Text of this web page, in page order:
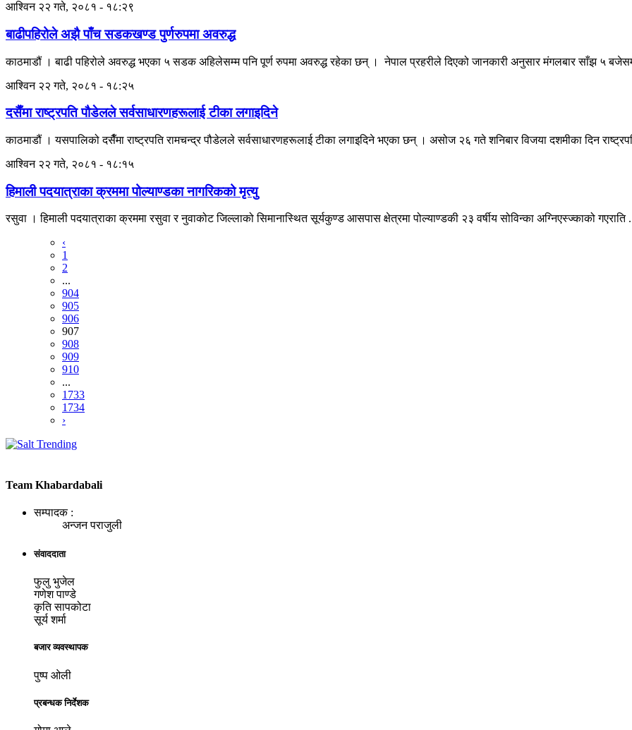
आश्विन २२ गते, २०८१ - १८:२९
बाढीपहिरोले अझै पाँच सडकखण्ड पुर्णरुपमा अवरुद्ध
काठमाडौं । बाढी पहिरोले अवरुद्ध भएका ५ सडक अहिलेसम्म पनि पूर्ण रुपमा अवरुद्ध रहेका छन् । नेपाल प्रहरीले दिएको जानकारी अनुसार मंगलबार साँझ ५
आश्विन २२ गते, २०८१ - १८:२५
दसैँमा राष्ट्रपति पौडेलले सर्वसाधारणहरूलाई टीका लगाइदिने
काठमाडौं । यसपालिको दसैँमा राष्ट्रपति रामचन्द्र पौडेलले सर्वसाधारणहरूलाई टीका लगाइदिने भएका छन् । असोज २६ गते शनिबार विजया दशमीका दिन
आश्विन २२ गते, २०८१ - १८:१५
हिमाली पदयात्राका क्रममा पोल्याण्डका नागरिकको मृत्यु
रसुवा । हिमाली पदयात्राका क्रममा रसुवा र नुवाकोट जिल्लाको सिमानास्थित सूर्यकुण्ड आसपास क्षेत्रमा पोल्याण्डकी २३ वर्षीय सोविन्का अग्निएस्ज्काको गएराति
‹
1
2
...
904
905
906
907
908
909
910
...
1733
1734
›
Team Khabardabali
सम्पादक :
अन्जन पराजुली
संवाददाता
फुलु भुजेल
गणेश पाण्डे
कृति सापकोटा
सूर्य शर्मा
बजार व्यवस्थापक
पुष्प ओली
प्रबन्धक निर्देशक